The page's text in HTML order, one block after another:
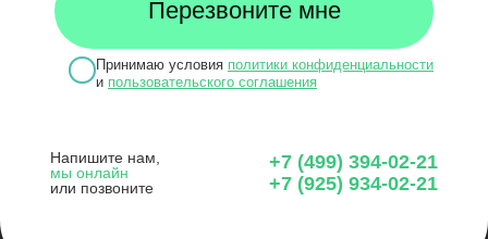
Принимаю условия политики конфиденциальности
и пользовательского соглашения
Напишите нам,
мы онлайн
или позвоните
+7 (499) 394-02-21
+7 (925) 934-02-21